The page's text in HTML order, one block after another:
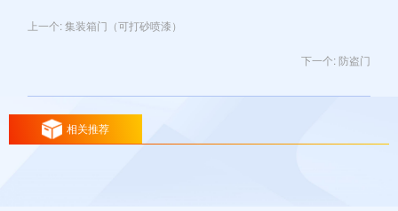
上一个: 集装箱门（可打砂喷漆）
下一个: 防盗门
相关推荐